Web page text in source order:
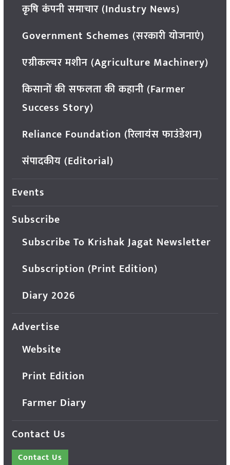
कृषि कंपनी समाचार (Industry News)
Government Schemes (सरकारी योजनाएं)
एग्रीकल्चर मशीन (Agriculture Machinery)
किसानों की सफलता की कहानी (Farmer
Success Story)
Reliance Foundation (रिलायंस फाउंडेशन)
संपादकीय (Editorial)
Events
Subscribe
Subscribe To Krishak Jagat Newsletter
Subscription (Print Edition)
Diary 2026
Advertise
Website
Print Edition
Farmer Diary
Contact Us
Contact Us